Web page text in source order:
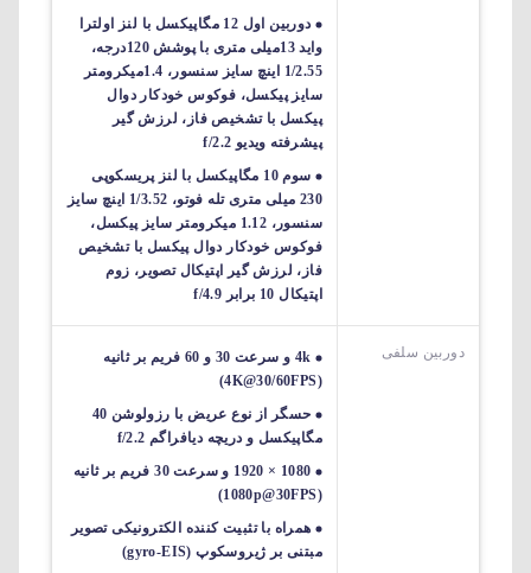
دوربین اول 12 مگاپیکسل با لنز اولترا
واید 13میلی متری با پوشش 120درجه،
1/2.55 اینچ سایز سنسور، 1.4میکرومتر
سایز پیکسل، فوکوس خودکار دوال
پیکسل با تشخیص فاز، لرزش گیر
پیشرفته ویدیو f/2.2
سوم 10 مگاپیکسل با لنز پریسکوپی
230 میلی متری تله فوتو، 1/3.52 اینچ سایز
سنسور، 1.12 میکرومتر سایز پیکسل،
فوکوس خودکار دوال پیکسل با تشخیص
فاز، لرزش گیر اپتیکال تصویر، زوم
اپتیکال 10 برابر f/4.9
دوربین سلفی
4k و سرعت 30 و 60 فریم بر ثانیه
(4K@30/60FPS)
حسگر از نوع عریض با رزولوشن 40
مگاپیکسل و دریچه دیافراگم f/2.2
1080 × 1920 و سرعت 30 فریم بر ثانیه
(1080p@30FPS)
همراه با تثبیت کننده الکترونیکی تصویر
مبتنی بر ژیروسکوپ (gyro-EIS)